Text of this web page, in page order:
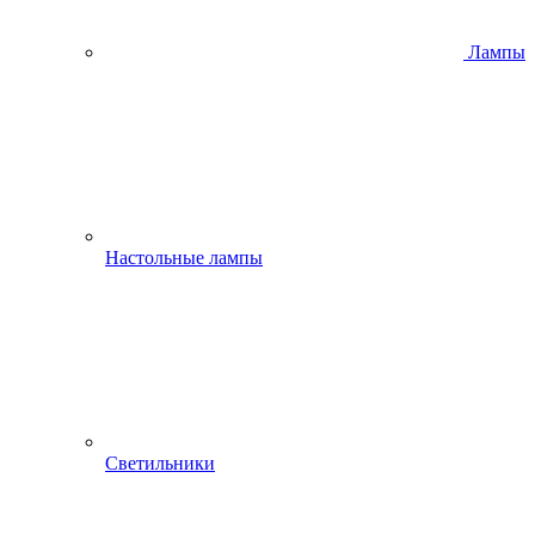
Лампы
Настольные лампы
Светильники